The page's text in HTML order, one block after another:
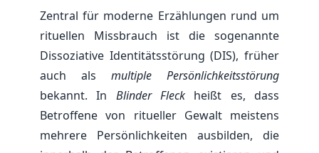
Zentral für moderne Erzählungen rund um
rituellen Missbrauch ist die sogenannte
Dissoziative Identitätsstörung (DIS), früher
auch als multiple Persönlichkeitsstörung
bekannt. In Blinder Fleck heißt es, dass
Betroffene von ritueller Gewalt meistens
mehrere Persönlichkeiten ausbilden, die